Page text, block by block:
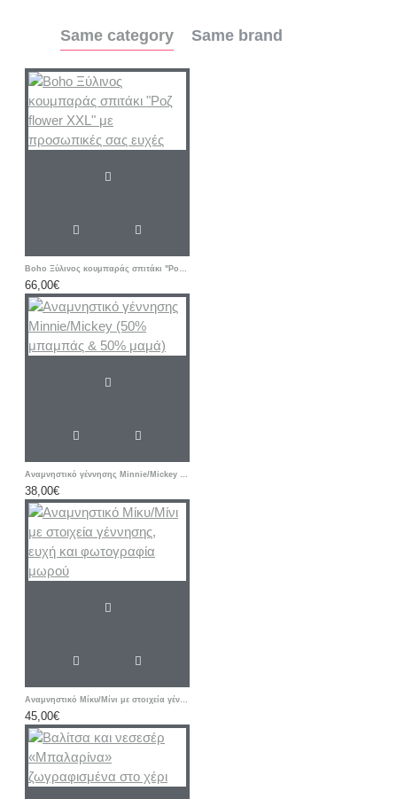
Same category Same brand
Boho Ξύλινος κουμπαράς σπιτάκι "Ροζ flower XXL" με προσωπικές σας ευχές
66,00€
Αναμνηστικό γέννησης Minnie/Mickey (50% μπαμπάς & 50% μαμά)
38,00€
Αναμνηστικό Μίκυ/Μίνι με στοιχεία γέννησης, ευχή και φωτογραφία μωρού
45,00€